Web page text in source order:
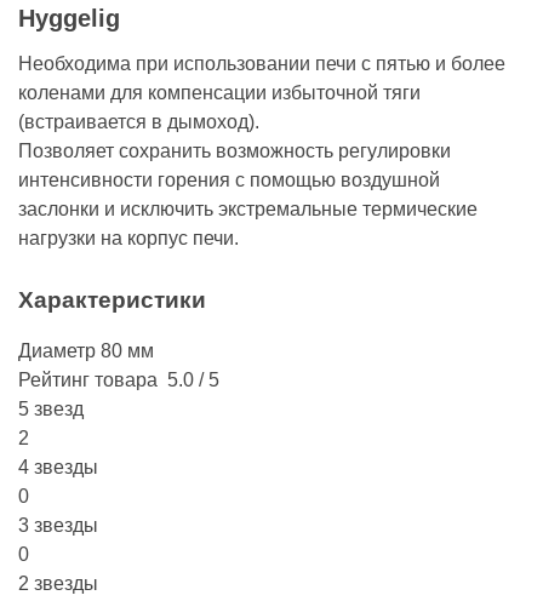
Hyggelig
Необходима при использовании печи с пятью и более
коленами для компенсации избыточной тяги
(встраивается в дымоход).
Позволяет сохранить возможность регулировки
интенсивности горения с помощью воздушной
заслонки и исключить экстремальные термические
нагрузки на корпус печи.
Характеристики
Диаметр 80 мм
Рейтинг товара 5.0 / 5
5 звезд
2
4 звезды
0
3 звезды
0
2 звезды